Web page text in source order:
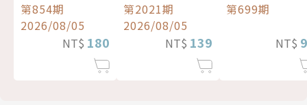
第854期
2026/08/05
NT$ 180
第2021期
2026/08/05
NT$ 139
第699期
NT$